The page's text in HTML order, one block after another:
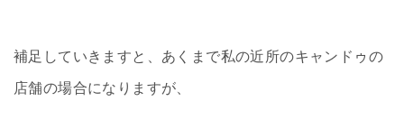
補足していきますと、あくまで私の近所のキャンドゥの
店舗の場合になりますが、